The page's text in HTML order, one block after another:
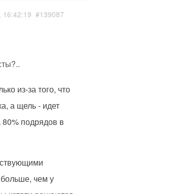
#139087
из-за того, что
а щель - идет
подрядов в
чем у